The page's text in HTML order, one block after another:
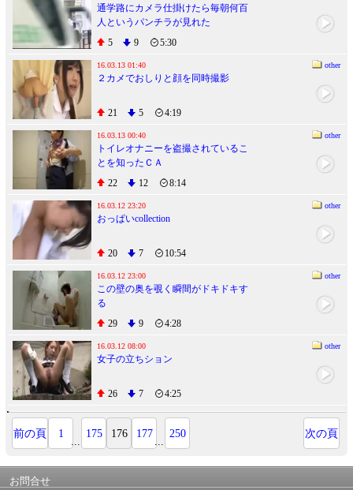
通学路にカメラ仕掛けたら毎朝何百
人というパンチラが見れた
5
9 5:30
16.03.13 01:40 other
２カメでおしりと顔を同時撮影
21 5 4:19
16.03.13 00:40 other
トイレオナニーを盗撮されているこ
とを知ったＣＡ
22
12 8:14
16.03.12 23:20 other
おっぱいcollection
20 7 10:54
16.03.12 23:00 other
この壁の奥を覗く瞬間がドキドキす
る
29
9 4:28
16.03.12 08:00 other
女子の立ちション
26 7 4:25
前の頁 1
...
175 176 177
...
250 次の頁
お問合せ